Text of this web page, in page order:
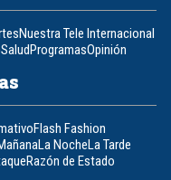
Nuestra Tele Internacional
SaludProgramasOpinión
Flash Fashion
La NocheLa Tarde
Razón de Estado